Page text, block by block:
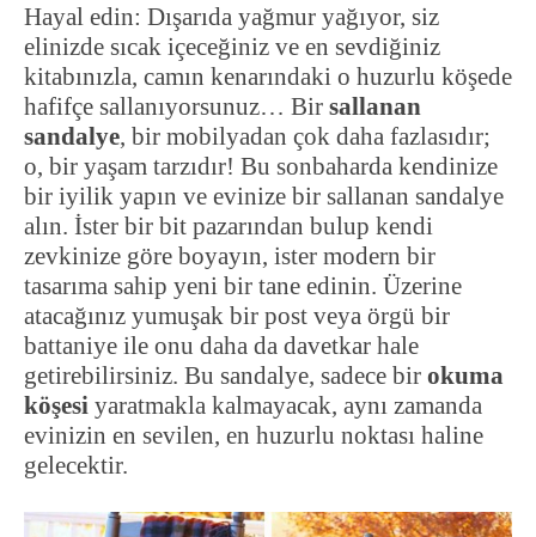
Hayal edin: Dışarıda yağmur yağıyor, siz
elinizde sıcak içeceğiniz ve en sevdiğiniz
kitabınızla, camın kenarındaki o huzurlu köşede
hafifçe sallanıyorsunuz… Bir sallanan
sandalye, bir mobilyadan çok daha fazlasıdır;
o, bir yaşam tarzıdır! Bu sonbaharda kendinize
bir iyilik yapın ve evinize bir sallanan sandalye
alın. İster bir bit pazarından bulup kendi
zevkinize göre boyayın, ister modern bir
tasarıma sahip yeni bir tane edinin. Üzerine
atacağınız yumuşak bir post veya örgü bir
battaniye ile onu daha da davetkar hale
getirebilirsiniz. Bu sandalye, sadece bir okuma
köşesi yaratmakla kalmayacak, aynı zamanda
evinizin en sevilen, en huzurlu noktası haline
gelecektir.